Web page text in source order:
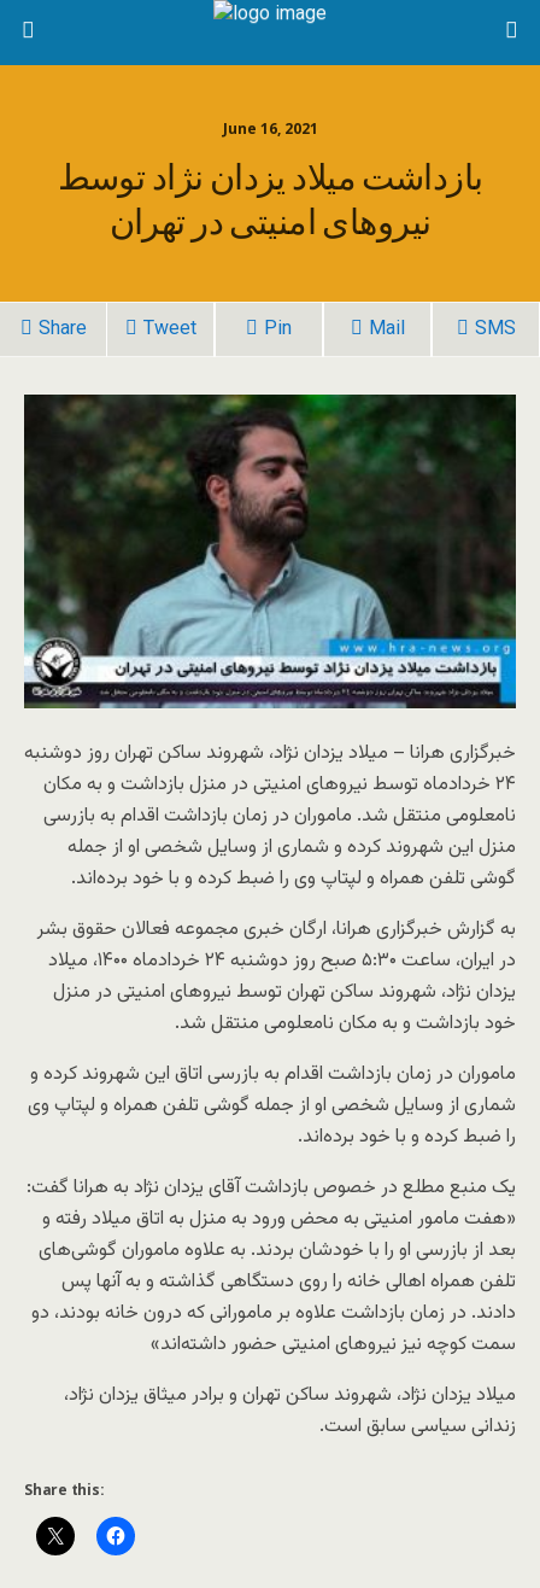
June 16, 2021
بازداشت میلاد یزدان نژاد توسط
نیروهای امنیتی در تهران
Share Tweet Pin Mail SMS
خبرگزاری هرانا – میلاد یزدان نژاد، شهروند ساکن تهران روز دوشنبه
۲۴ خردادماه توسط نیروهای امنیتی در منزل بازداشت و به مکان
نامعلومی منتقل شد. ماموران در زمان بازداشت اقدام به بازرسی
منزل این شهروند کرده و شماری از وسایل شخصی او از جمله
گوشی تلفن همراه و لپتاپ وی را ضبط کرده و با خود برده‌اند.
به گزارش خبرگزاری هرانا، ارگان خبری مجموعه فعالان حقوق بشر
در ایران، ساعت ۵:۳۰ صبح روز دوشنبه ۲۴ خردادماه ۱۴۰۰، میلاد
یزدان نژاد، شهروند ساکن تهران توسط نیروهای امنیتی در منزل
خود بازداشت و به مکان نامعلومی منتقل شد.
ماموران در زمان بازداشت اقدام به بازرسی اتاق این شهروند کرده و
شماری از وسایل شخصی او از جمله گوشی تلفن همراه و لپتاپ وی
را ضبط کرده و با خود برده‌اند.
یک منبع مطلع در خصوص بازداشت آقای یزدان نژاد به هرانا گفت:
«هفت مامور امنیتی به محض ورود به منزل به اتاق میلاد رفته و
بعد از بازرسی او را با خودشان بردند. به علاوه ماموران گوشی‌های
تلفن همراه اهالی خانه را روی دستگاهی گذاشته و به آنها پس
دادند. در زمان بازداشت علاوه بر مامورانی که درون خانه بودند، دو
سمت کوچه نیز نیروهای امنیتی حضور داشته‌اند»
میلاد یزدان نژاد، شهروند ساکن تهران و برادر میثاق یزدان نژاد،
زندانی سیاسی سابق است.
Share this: